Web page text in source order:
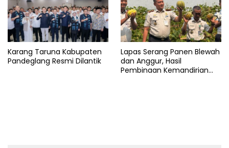
Karang Taruna Kabupaten
Pandeglang Resmi Dilantik
Lapas Serang Panen Blewah
dan Anggur, Hasil
Pembinaan Kemandirian